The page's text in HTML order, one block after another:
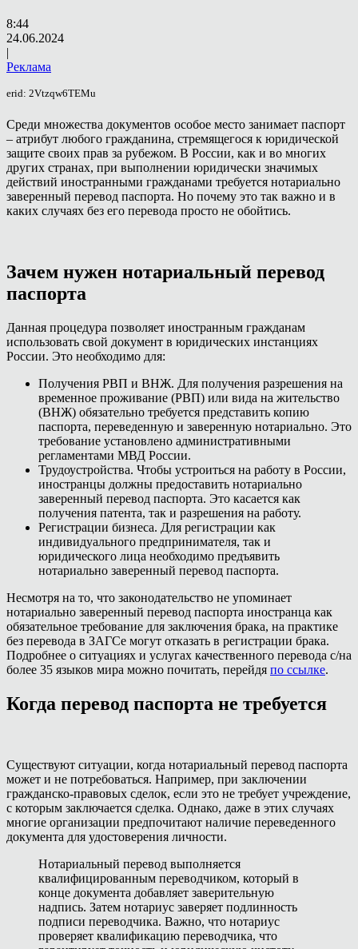
8:44
24.06.2024
|
Реклама
erid: 2Vtzqw6TEMu
Среди множества документов особое место занимает паспорт
– атрибут любого гражданина, стремящегося к юридической
защите своих прав за рубежом. В России, как и во многих
других странах, при выполнении юридически значимых
действий иностранными гражданами требуется нотариально
заверенный перевод паспорта. Но почему это так важно и в
каких случаях без его перевода просто не обойтись.
Зачем нужен нотариальный перевод
паспорта
Данная процедура позволяет иностранным гражданам
использовать свой документ в юридических инстанциях
России. Это необходимо для:
Получения РВП и ВНЖ. Для получения разрешения на
временное проживание (РВП) или вида на жительство
(ВНЖ) обязательно требуется представить копию
паспорта, переведенную и заверенную нотариально. Это
требование установлено административными
регламентами МВД России.
Трудоустройства. Чтобы устроиться на работу в России,
иностранцы должны предоставить нотариально
заверенный перевод паспорта. Это касается как
получения патента, так и разрешения на работу.
Регистрации бизнеса. Для регистрации как
индивидуального предпринимателя, так и
юридического лица необходимо предъявить
нотариально заверенный перевод паспорта.
Несмотря на то, что законодательство не упоминает
нотариально заверенный перевод паспорта иностранца как
обязательное требование для заключения брака, на практике
без перевода в ЗАГСе могут отказать в регистрации брака.
Подробнее о ситуациях и услугах качественного перевода с/на
более 35 языков мира можно почитать, перейдя по ссылке.
Когда перевод паспорта не требуется
Существуют ситуации, когда нотариальный перевод паспорта
может и не потребоваться. Например, при заключении
гражданско-правовых сделок, если это не требует учреждение,
с которым заключается сделка. Однако, даже в этих случаях
многие организации предпочитают наличие переведенного
документа для удостоверения личности.
Нотариальный перевод выполняется
квалифицированным переводчиком, который в
конце документа добавляет заверительную
надпись. Затем нотариус заверяет подлинность
подписи переводчика. Важно, что нотариус
проверяет квалификацию переводчика, что